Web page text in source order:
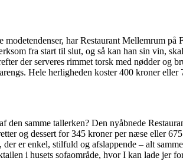
har Restaurant Mellemrum
fra start til slut, og så kan han sin vin,
der serveres rimmet torsk med nødder
Hele herligheden koster 400 kroner
den samme tallerken? Den nyåbnede
og dessert for 345 kroner per næse eller
er enkel, stilfuld og afslappende – alt
i husets sofaområde, hvor I kan lade jer